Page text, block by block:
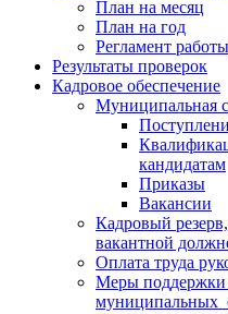
План на месяц
План на год
Регламент работы
Результаты проверок
Кадровое обеспечение
Муниципальная
кандидатам
Приказы
Вакансии
Кадровый
вакантной
Оплата труда
Меры поддержки
муниципальных